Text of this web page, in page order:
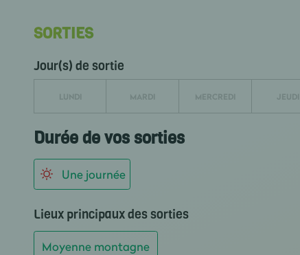
SORTIES
Jour(s) de sortie
LUNDI MARDI MERCREDI JEUDI
Durée de vos sorties
Une journée
Lieux principaux des sorties
Moyenne montagne